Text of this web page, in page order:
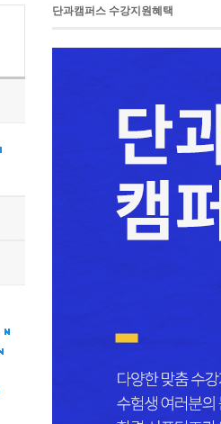
단과캠퍼스 수강지원혜택